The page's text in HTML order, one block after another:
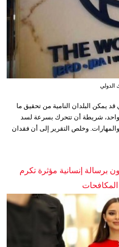
الدولي
يمكن البلدان النامية من تحقيق ما
واحد، شريطة أن تتحرك بسرعة لسد
وخلص التقرير إلى أن فقدان
برسالة إنسانية مؤثرة تكرم
المكافحات